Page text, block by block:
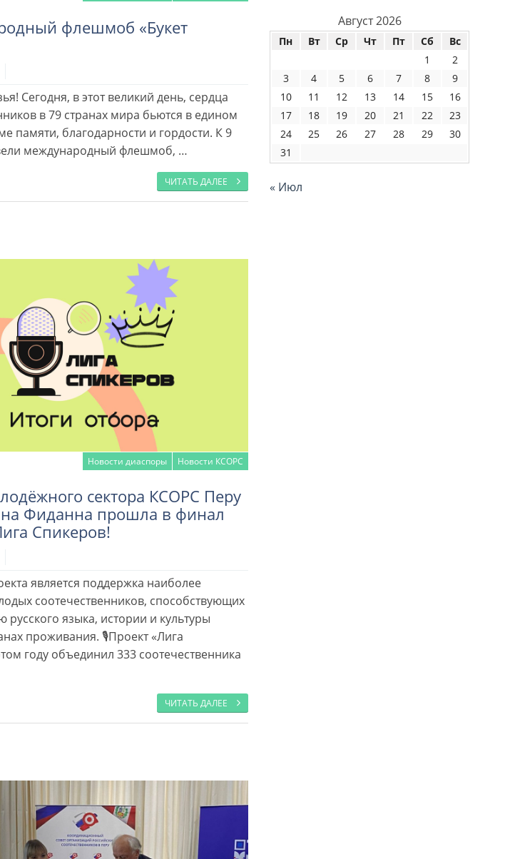
флешмоб «Букет
Сегодня, в этот великий день, сердца
в 79 странах мира бьются в едином
памяти, благодарности и гордости. К 9
международный флешмоб, …
ЧИТАТЬ ДАЛЕЕ
Новости диаспоры Новости КСОРС
сектора КСОРС Перу
Фиданна прошла в финал
Спикеров!
является поддержка наиболее
соотечественников, способствующих
языка, истории и культуры
проживания. 🎙Проект «Лига
году объединил 333 соотечественника
ЧИТАТЬ ДАЛЕЕ
Август 2026
Пн Вт Ср Чт Пт Сб
Вс
1
2
3
4 5 6 7 8
9
10
11 12 13 14 15
16
17
18 19 20 21 22
23
24
25 26 27 28 29
30
31
« Июл